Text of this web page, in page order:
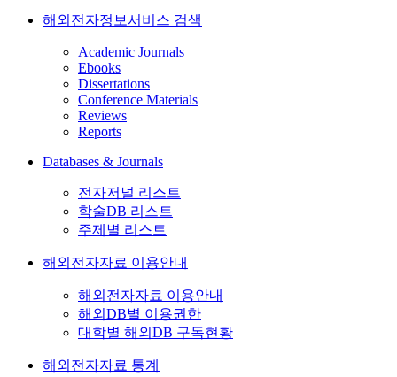
해외전자정보서비스 검색
Academic Journals
Ebooks
Dissertations
Conference Materials
Reviews
Reports
Databases & Journals
전자저널 리스트
학술DB 리스트
주제별 리스트
해외전자자료 이용안내
해외전자자료 이용안내
해외DB별 이용권한
대학별 해외DB 구독현황
해외전자자료 통계